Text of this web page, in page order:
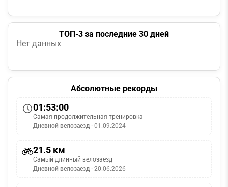
ТОП-3 за последние 30 дней
Нет данных
Абсолютные рекорды
01:53:00
Самая продолжительная тренировка
Дневной велозаезд · 01.09.2024
21.5 км
Самый длинный велозаезд
Дневной велозаезд · 20.06.2026